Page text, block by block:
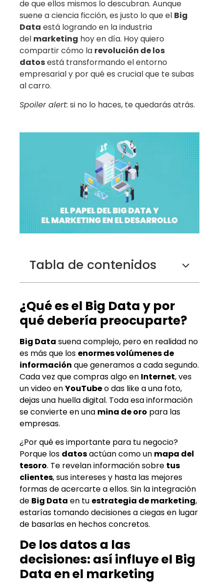
de que ellos mismos lo descubran. Aunque
suene a ciencia ficción, es justo lo que el Big
Data está logrando en la industria
del marketing hoy en día. Hoy quiero
compartir cómo la revolución de los
datosestá transformando el entorno
empresarial y por qué es crucial que te subas
al carro.
Spoiler alert: si no lo haces, te quedarás atrás.
Tabla de contenidos
¿Qué es el Big Data y por
qué debería preocuparte?
Big Data suena complejo, pero en realidad no
es más que los enormes volúmenes de
información que generamos a cada segundo.
Cada vez que compras algo en Internet, ves
un video enYouTubeo das like a una foto,
dejas una huella digital. Toda esa información
se convierte en una mina de oro para las
empresas.
¿Por qué es importante para tu negocio?
Porque los datosactúan como un mapa del
tesoro. Te revelan información sobre tus
clientes, sus intereses y hasta las mejores
formas de acercarte a ellos. Sin la integración
de Big Data en tu estrategia de marketing,
estarías tomando decisiones a ciegas en lugar
de basarlas en hechos concretos.
De los datos a las
decisiones: así influye el Big
Data en el marketing